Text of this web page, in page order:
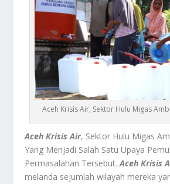
Aceh Krisis Air, Sektor Hulu Migas
Aceh Krisis Air, Sektor Hulu Migas
Yang Menjadi Salah Satu Upaya
Permasalahan Tersebut.Aceh Krisis
melanda sejumlah wilayah mereka